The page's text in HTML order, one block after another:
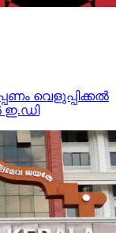
വെളുപ്പിക്കല്‍
ഇ.ഡി